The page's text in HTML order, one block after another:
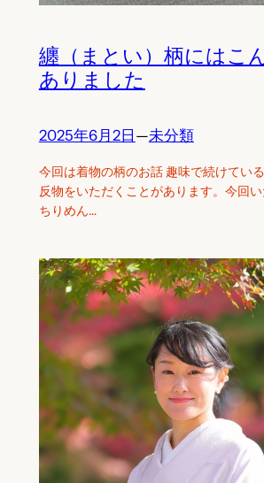
纏（まとい）柄にはこ
ありました
2025年6月2日 —未分類
今回は着物の柄のお話 趣味で続けてい
反物をいただくことがあります。今回
ちりめん…